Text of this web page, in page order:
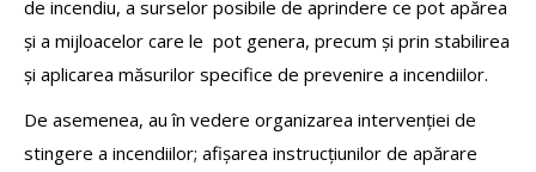
de incendiu, a surselor posibile de aprindere ce pot apărea
și a mijloacelor care le pot genera, precum și prin stabilirea
și aplicarea măsurilor specifice de prevenire a incendiilor.
De asemenea, au în vedere organizarea intervenției de
stingere a incendiilor; afișarea instrucțiunilor de apărare